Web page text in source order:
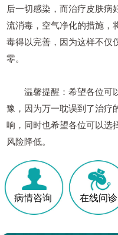
后一切感染，而治疗皮肤病
流消毒，空气净化的措施，
毒得以完善，因为这样不仅
零。
温馨提醒：希望各位可
豫，因为万一耽误到了治疗
响，同时也希望各位可以选
风险降低。
病情咨询 在线问诊